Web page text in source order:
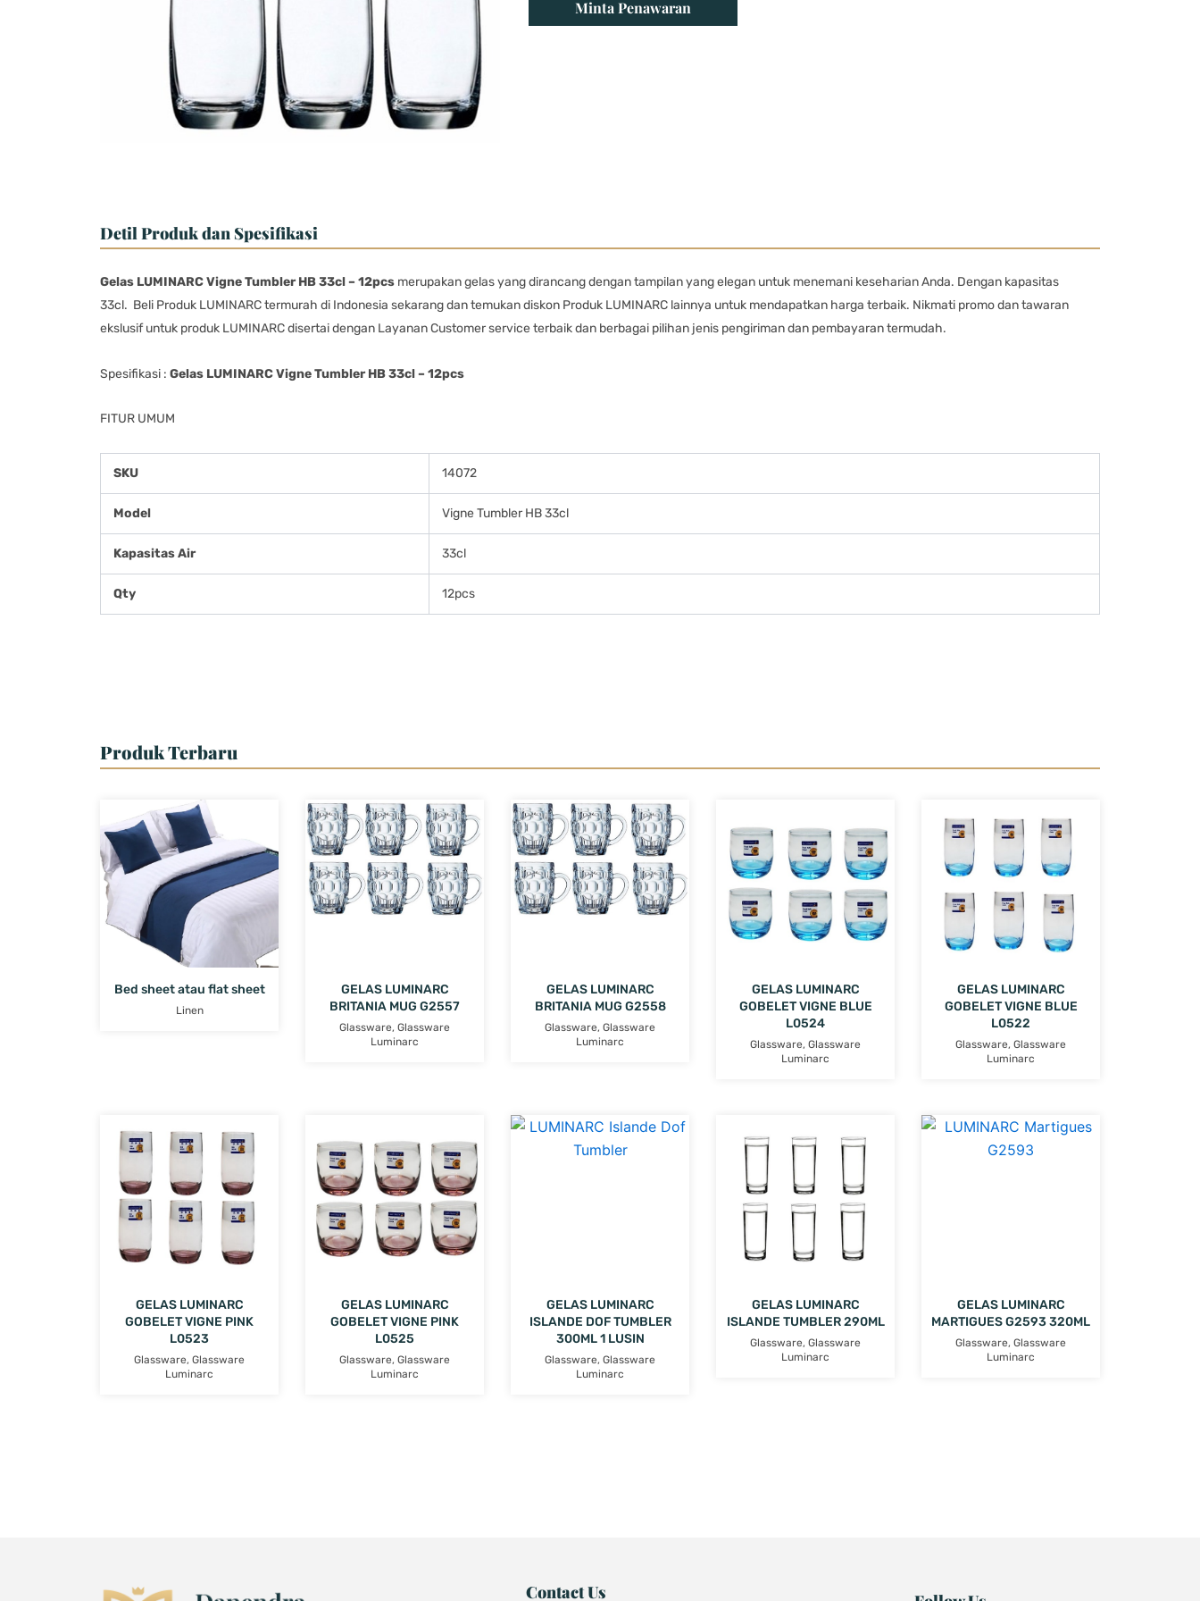
Minta Penawaran
Detil Produk dan Spesifikasi
Gelas LUMINARC Vigne Tumbler HB 33cl – 12pcs merupakan gelas yang dirancang dengan tampilan yang elegan untuk menemani keseharian Anda. Dengan kapasitas
33cl. Beli Produk LUMINARC termurah di Indonesia sekarang dan temukan diskon Produk LUMINARC lainnya untuk mendapatkan harga terbaik. Nikmati promo dan tawaran
ekslusif untuk produk LUMINARC disertai dengan Layanan Customer service terbaik dan berbagai pilihan jenis pengiriman dan pembayaran termudah.
Spesifikasi : Gelas LUMINARC Vigne Tumbler HB 33cl – 12pcs
FITUR UMUM
SKU 14072
Model Vigne Tumbler HB 33cl
Kapasitas Air 33cl
Qty 12pcs
Produk Terbaru
Bed sheet atau flat sheet
Linen
GELAS LUMINARC
BRITANIA MUG G2557
Glassware, Glassware
Luminarc
GELAS LUMINARC
BRITANIA MUG G2558
Glassware, Glassware
Luminarc
GELAS LUMINARC
GOBELET VIGNE BLUE
L0524
Glassware, Glassware
Luminarc
GELAS LUMINARC
GOBELET VIGNE BLUE
L0522
Glassware, Glassware
Luminarc
GELAS LUMINARC
GOBELET VIGNE PINK
L0523
Glassware, Glassware
Luminarc
GELAS LUMINARC
GOBELET VIGNE PINK
L0525
Glassware, Glassware
Luminarc
GELAS LUMINARC
ISLANDE DOF TUMBLER
300ML 1 LUSIN
Glassware, Glassware
Luminarc
GELAS LUMINARC
ISLANDE TUMBLER 290ML
Glassware, Glassware
Luminarc
GELAS LUMINARC
MARTIGUES G2593 320ML
Glassware, Glassware
Luminarc
Contact Us